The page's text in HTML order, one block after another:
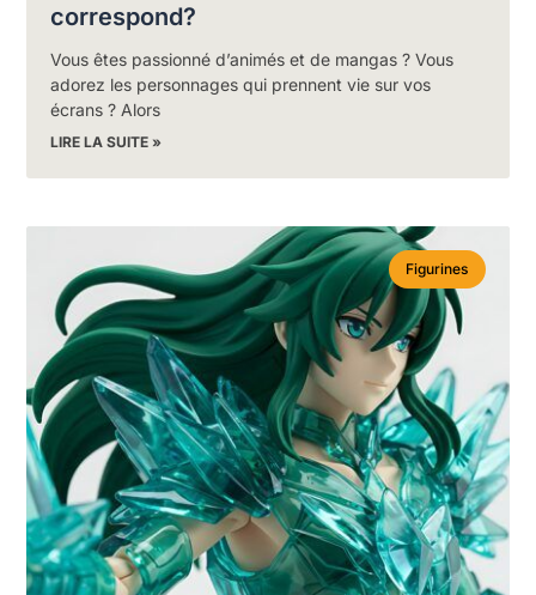
correspond?
Vous êtes passionné d’animés et de mangas ? Vous
adorez les personnages qui prennent vie sur vos
écrans ? Alors
LIRE LA SUITE »
Figurines